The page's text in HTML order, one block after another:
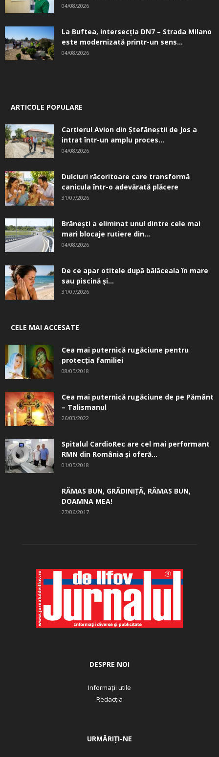
04/08/2026
La Buftea, intersecţia DN7 – Strada Milano
este modernizată printr-un sens...
04/08/2026
ARTICOLE POPULARE
Cartierul Avion din Ştefăneştii de Jos a
intrat într-un amplu proces...
04/08/2026
Dulciuri răcoritoare care transformă
canicula într-o adevărată plăcere
31/07/2026
Brănești a eliminat unul dintre cele mai
mari blocaje rutiere din...
04/08/2026
De ce apar otitele după bălăceala în mare
sau piscină și...
31/07/2026
CELE MAI ACCESATE
Cea mai puternică rugăciune pentru
protecția familiei
08/05/2018
Cea mai puternică rugăciune de pe Pământ
– Talismanul
26/03/2022
Spitalul CardioRec are cel mai performant
RMN din România și oferă...
01/05/2018
RĂMAS BUN, GRĂDINIŢĂ, ­RĂMAS BUN,
DOAMNA MEA!
27/06/2017
DESPRE NOI
Informații utile
Redacția
URMĂRIȚI-NE